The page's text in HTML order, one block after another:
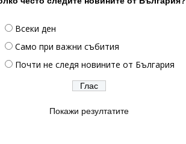
Всеки ден
Само при важни събития
Почти не следя новините от България
Покажи резултатите